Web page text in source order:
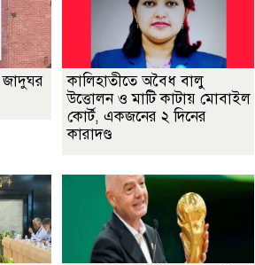
জাদুঘর
কালিহাতীতে অবৈধ বালু
উত্তোলন ও মাটি কাটায় মোবাইল
কোর্ট, একজনের ২ দিনের
কারাদণ্ড